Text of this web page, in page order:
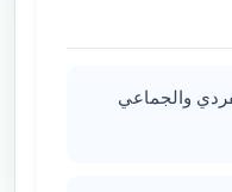
والجماعي